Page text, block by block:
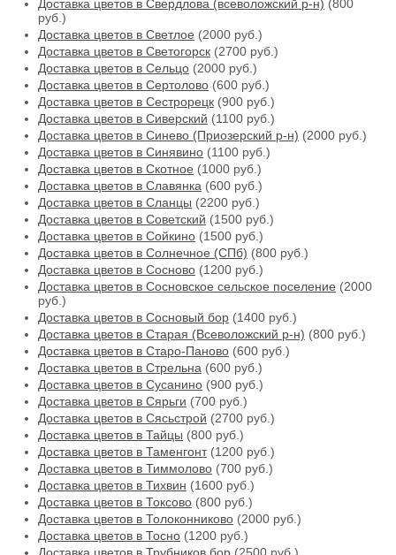
Доставка цветов в Свердлова (всеволожский р-н) (800
руб.)
Доставка цветов в Светлое (2000 руб.)
Доставка цветов в Светогорск (2700 руб.)
Доставка цветов в Сельцо (2000 руб.)
Доставка цветов в Сертолово (600 руб.)
Доставка цветов в Сестрорецк (900 руб.)
Доставка цветов в Сиверский (1100 руб.)
Доставка цветов в Синево (Приозерский р-н) (2000 руб.)
Доставка цветов в Синявино (1100 руб.)
Доставка цветов в Скотное (1000 руб.)
Доставка цветов в Славянка (600 руб.)
Доставка цветов в Сланцы (2200 руб.)
Доставка цветов в Советский (1500 руб.)
Доставка цветов в Сойкино (1500 руб.)
Доставка цветов в Солнечное (СПб) (800 руб.)
Доставка цветов в Сосново (1200 руб.)
Доставка цветов в Сосновское сельское поселение (2000
руб.)
Доставка цветов в Сосновый бор (1400 руб.)
Доставка цветов в Старая (Всеволожский р-н) (800 руб.)
Доставка цветов в Старо-Паново (600 руб.)
Доставка цветов в Стрельна (600 руб.)
Доставка цветов в Сусанино (900 руб.)
Доставка цветов в Сярьги (700 руб.)
Доставка цветов в Сясьстрой (2700 руб.)
Доставка цветов в Тайцы (800 руб.)
Доставка цветов в Таменгонт(1200 руб.)
Доставка цветов в Тиммолово (700 руб.)
Доставка цветов в Тихвин (1600 руб.)
Доставка цветов в Токсово (800 руб.)
Доставка цветов в Толоконниково (2000 руб.)
Доставка цветов в Тосно (1200 руб.)